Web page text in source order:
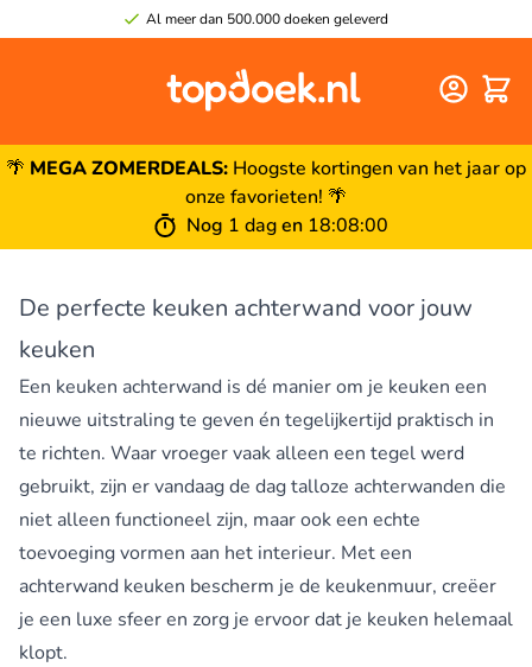
Al meer dan 500.000 doeken geleverd
🌴 MEGA ZOMERDEALS: Hoogste kortingen van het jaar op
onze favorieten! 🌴
Nog 1 dagen 18:08:00
De perfecte keuken achterwand voor jouw
keuken
Een keuken achterwand is dé manier om je keuken een
nieuwe uitstraling te geven én tegelijkertijd praktisch in
te richten. Waar vroeger vaak alleen een tegel werd
gebruikt, zijn er vandaag de dag talloze achterwanden die
niet alleen functioneel zijn, maar ook een echte
toevoeging vormen aan het interieur. Met een
achterwand keuken bescherm je de keukenmuur, creëer
je een luxe sfeer en zorg je ervoor dat je keuken helemaal
klopt.